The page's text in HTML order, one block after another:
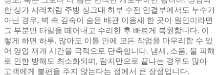
한 상가 사례처럼 주방 싱크대 하부 수전 연결부에서도 누수가
아닌 경우, 벽 속 깊숙이 숨은 배관 이음새 한 곳이 원인이라면
그 부분만 타일을 떼어내고 수리한 후 빠르게 복원합니다. 이
렇게 하면 하루, 많아도 이틀 안에 모든 작업을 마무리할 수 있
어 영업 재개 시간을 극적으로 단축합니다. 냄새, 소음, 물 피해
로 인한 방해도 최소화되며, 탐지만으로 끝나는 경우도 많아
고객에게 불편을 주지 않는다는 점에서 큰 장점입니다.